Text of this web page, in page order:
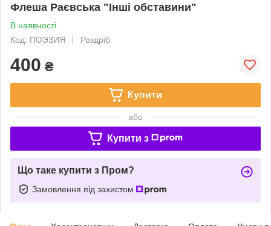
Флеша Раєвська "Інші обставини"
В наявності
Код: ПОЭЗИЯ
Роздріб
400 ₴
Купити
або
Купити з
Що таке купити з Пром?
Замовлення під захистом